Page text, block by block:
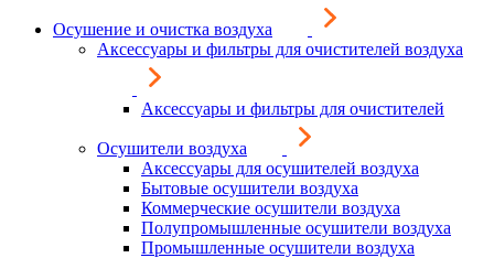
Осушение и очистка воздуха
Аксессуары и фильтры для очистителей воздуха
Аксессуары и фильтры для очистителей
Осушители воздуха
Аксессуары для осушителей воздуха
Бытовые осушители воздуха
Коммерческие осушители воздуха
Полупромышленные осушители воздуха
Промышленные осушители воздуха